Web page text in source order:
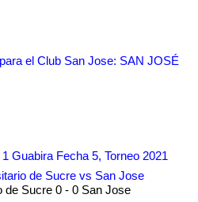
el Club San Jose: SAN JOSÉ
Guabira Fecha 5, Torneo 2021
de Sucre vs San Jose
de Sucre 0 - 0 San Jose